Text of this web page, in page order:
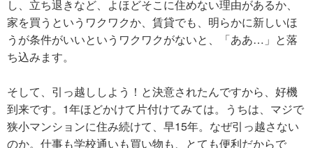
し、立ち退きなど、よほどそこに住めない理由があるか、
家を買うというワクワクか、賃貸でも、明らかに新しいほ
うが条件がいいというワクワクがないと、「ああ…」と落
ち込みます。
そして、引っ越ししよう！と決意されたんですから、好機
到来です。1年ほどかけて片付けてみては。うちは、マジで
狭小マンションに住み続けて、早15年。なぜ引っ越さない
のか。仕事も学校通いも買い物も、とても便利だからで